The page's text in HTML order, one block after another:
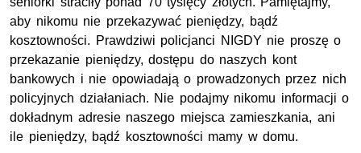
aby nikomu nie przekazywać pieniędzy, bądź
kosztowności. Prawdziwi policjanci NIGDY nie proszę o
przekazanie pieniędzy, dostępu do naszych kont
bankowych i nie opowiadają o prowadzonych przez nich
policyjnych działaniach. Nie podajmy nikomu informacji o
dokładnym adresie naszego miejsca zamieszkania, ani
ile pieniędzy, bądź kosztowności mamy w domu.